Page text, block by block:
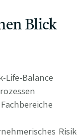
Blick
Life-Balance